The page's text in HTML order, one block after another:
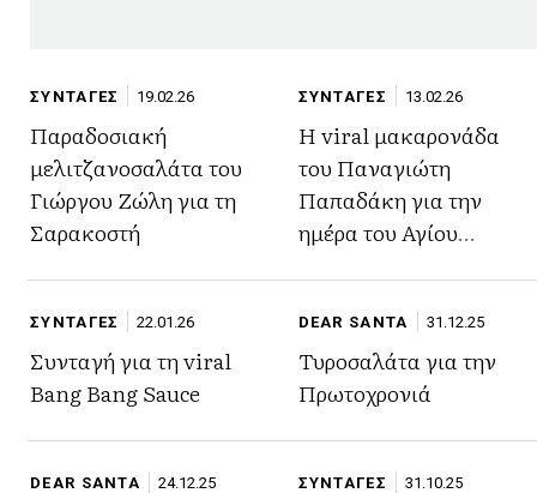
ΣΥΝΤΑΓΕΣ 19.02.26
Παραδοσιακή
μελιτζανοσαλάτα του
Γιώργου Ζώλη για τη
Σαρακοστή
ΣΥΝΤΑΓΕΣ 13.02.26
Η viral μακαρονάδα
του Παναγιώτη
Παπαδάκη για την
ημέρα του Αγίου
ΣΥΝΤΑΓΕΣ 22.01.26
Συνταγή για τη viral
Bang Bang Sauce
DEAR SANTA 31.12.25
Τυροσαλάτα για την
Πρωτοχρονιά
DEAR SANTA 24.12.25 ΣΥΝΤΑΓΕΣ 31.10.25